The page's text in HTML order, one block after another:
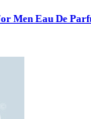
Men Eau De